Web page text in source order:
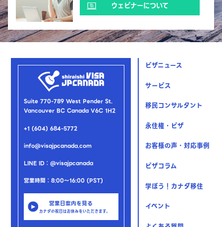
ウェビナーについて
Suite 770-789 West Pender St.
Vancouver BC Canada V6C 1H2
+1 (604) 684-5772
info@visajpcanada.com
LINE ID：@visajpcanada
営業時間：8:00～16:00 (PST)
営業日案内を見る
カナダの祝日はお休みをいただきます。
ビザニュース
サービス
移民コンサルタント
永住権・ビザ
お客様の声・対応事例
ビザコラム
学ぼう！カナダ移住
イベント